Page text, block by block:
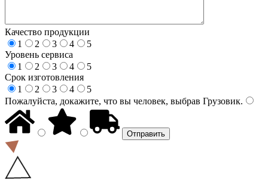
Качество продукции
1
2 3 4
5
Уровень сервиса
1
2 3 4
5
Срок изготовления
1
2 3 4
5
Пожалуйста, докажите, что вы человек, выбрав Грузовик.